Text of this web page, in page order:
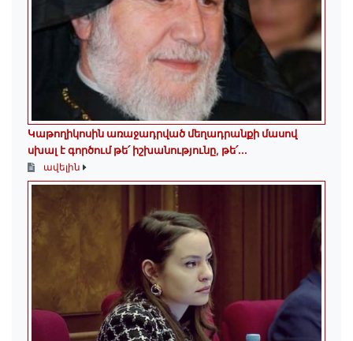
Կաթողիկոսին առաջադրված մեղադրանքի մասով
սխալ է գործում թե՛ իշխանությունը, թե՛...
ավելին